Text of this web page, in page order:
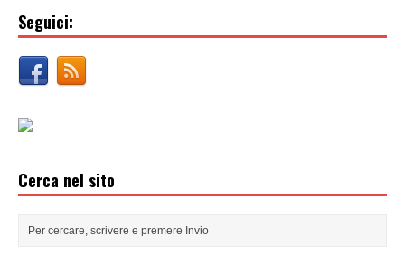
Seguici:
Cerca nel sito